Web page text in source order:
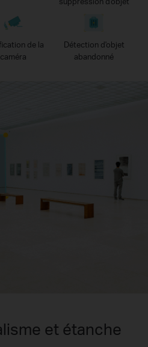
de la
caméra
Détection d'objet
abandonné
et étanche